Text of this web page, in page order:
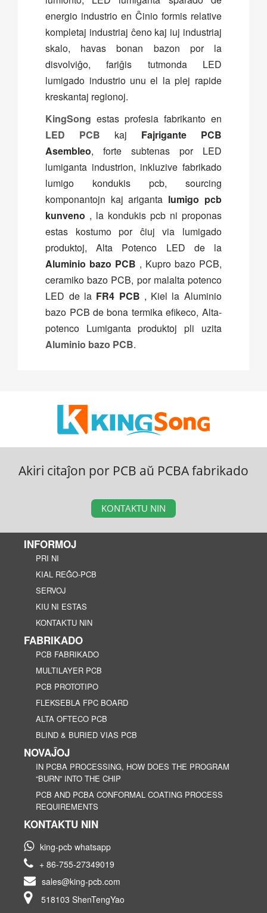
energio industrio en Ĉinio formis relative
kompletaj industriaj ĉeno kaj iuj industriaj
skalo, havas bonan bazon por la
disvolviĝo, fariĝis tutmonda LED
lumigado industrio unu el la plej rapide
kreskantaj regionoj.
KingSongestas profesia fabrikanto en
LED PCB kaj Fajrigante PCB
Asembleo, forte subtenas por LED
lumiganta industrion, inkluzive fabrikado
lumigo kondukis pcb, sourcing
komponantojn kaj ariganta lumigo pcb
kunveno , la kondukis pcb ni proponas
estas kostumo por ĉiuj via lumigado
produktoj, Alta Potenco LED de la
Aluminio bazo PCB , Kupro bazo PCB,
ceramiko bazo PCB, por malalta potenco
LED de la FR4 PCB , Kiel la Aluminio
bazo PCB de bona termika efikeco, Alta-
potenco Lumiganta produktoj pli uzita
Aluminio bazo PCB.
Akiri citaĵon por PCB aŭ PCBA fabrikado
KONTAKTU NIN
INFORMOJ
PRI NI
KIAL REĜO-PCB
SERVOJ
KIU NI ESTAS
KONTAKTU NIN
FABRIKADO
PCB FABRIKADO
MULTILAYER PCB
PCB PROTOTIPO
FLEKSEBLA FPC BOARD
ALTA OFTECO PCB
BLIND & BURIED VIAS PCB
NOVAĴOJ
IN PCBA PROCESSING, HOW DOES THE PROGRAM
“BURN” INTO THE CHIP
PCB AND PCBA CONFORMAL COATING PROCESS
REQUIREMENTS
KONTAKTU NIN
king-pcb whatsapp
+ 86-755-27349019
sales@king-pcb.com
518103 ShenTengYao